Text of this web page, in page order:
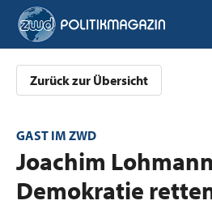
Zurück zur Übersicht
GAST IM ZWD
Joachim
Demokratie